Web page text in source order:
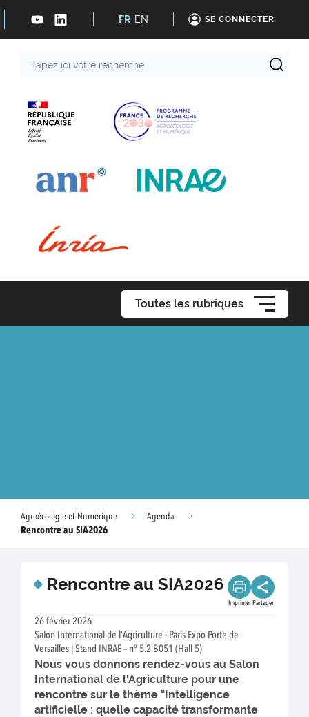
FR EN SE CONNECTER
recherche
Toutes les rubriques
Agroécologie et Numérique
Agenda
Rencontre au SIA2026
Rencontre au SIA2026
Imprimer Partager
26 février 2026
Salon International de l'Agriculture - Paris Expo Porte de
Versailles | Stand INRAE – n° 5.2 B051 (Hall 5)
Nous vous donnons rendez-vous au Salon
International de l'Agriculture pour une
rencontre sur le thème "Intelligence
artificielle : quelle capacité transformante